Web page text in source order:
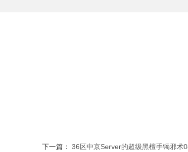
下一篇： 36区中京Server的超级黑檀手镯邪术